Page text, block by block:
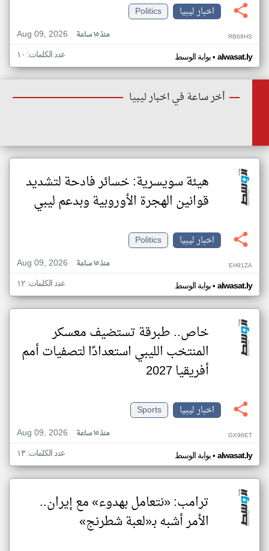
اخبار ليبيا
Politics
Aug 09, 2026
منذ ١٥ ساعة RB68HS
بوابة الوسط• alwasat.ly عدد الكلمات: ١٠
أخر ساعة في اخبار ليبيا
هيئة سويسرية: خسائر فادحة لتشديد
قوانين الهجرة الأوروبية وبدعم ليبي
اخبار ليبيا
Politics
Aug 09, 2026
منذ ١٥ ساعة EH91ZA
بوابة الوسط• alwasat.ly عدد الكلمات: ١٢
خاص.. طبرقة تستضيف معسكر
المنتخب الليبي استعدادًا لتصفيات أمم
أفريقيا 2027
اخبار ليبيا
Sports
Aug 09, 2026
منذ ١٥ ساعة GX96ET
بوابة الوسط• alwasat.ly عدد الكلمات: ١٣
ترامب: «نتعامل بهدوء» مع إيران..
الأمر أشبه بـ«لعبة شطرنج»